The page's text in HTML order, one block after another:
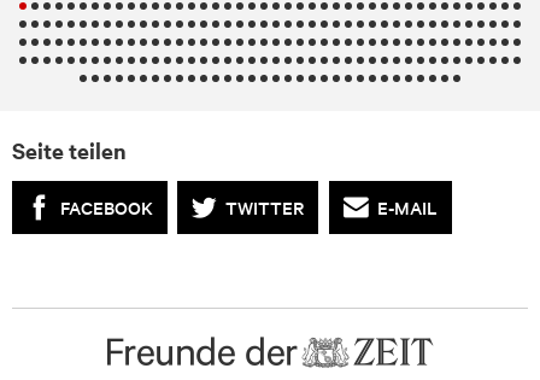
Seite teilen
FACEBOOK TWITTER E-MAIL